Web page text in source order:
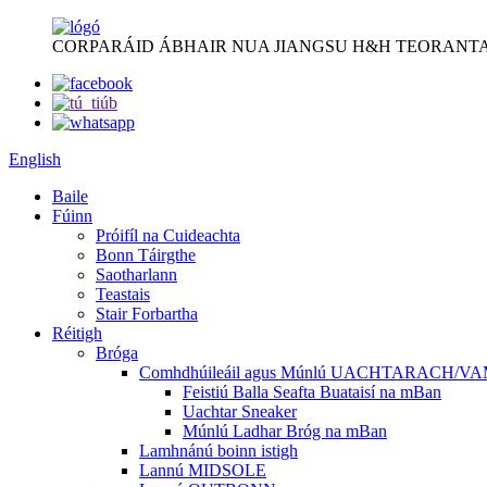
CORPARÁID ÁBHAIR NUA JIANGSU H&H
English
Baile
Fúinn
Próifíl na Cuideachta
Bonn Táirgthe
Saotharlann
Teastais
Stair Forbartha
Réitigh
Bróga
Comhdhúileáil agus Múnlú UACHTARACH/
Feistiú Balla Seafta Buataisí na mBan
Uachtar Sneaker
Múnlú Ladhar Bróg na mBan
Lamhnánú boinn istigh
Lannú MIDSOLE